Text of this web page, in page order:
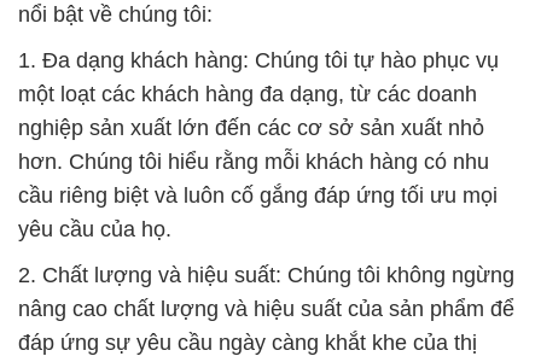
nổi bật về chúng tôi:
1. Đa dạng khách hàng: Chúng tôi tự hào phục vụ
một loạt các khách hàng đa dạng, từ các doanh
nghiệp sản xuất lớn đến các cơ sở sản xuất nhỏ
hơn. Chúng tôi hiểu rằng mỗi khách hàng có nhu
cầu riêng biệt và luôn cố gắng đáp ứng tối ưu mọi
yêu cầu của họ.
2. Chất lượng và hiệu suất: Chúng tôi không ngừng
nâng cao chất lượng và hiệu suất của sản phẩm để
đáp ứng sự yêu cầu ngày càng khắt khe của thị